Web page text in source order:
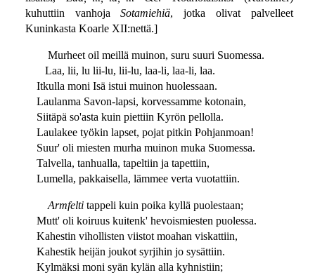
kuhuttiin vanhojaSotamiehiä, jotka olivat palvelleet
Kuninkasta Koarle XII:nettä.]
Murheet oil meillä muinon, suru suuri Suomessa.
Laa, lii, lu lii-lu, lii-lu, laa-li, laa-li, laa.
Itkulla moni Isä istui muinon huolessaan.
Laulanma Savon-lapsi, korvessamme kotonain,
Siitäpä so'asta kuin piettiin Kyrön pellolla.
Laulakee työkin lapset, pojat pitkin Pohjanmoan!
Suur' oli miesten murha muinon muka Suomessa.
Talvella, tanhualla, tapeltiin ja tapettiin,
Lumella, pakkaisella, lämmee verta vuotattiin.
Armfeltitappeli kuin poika kyllä puolestaan;
Mutt' oli koiruus kuitenk' hevoismiesten puolessa.
Kahestin vihollisten viistot moahan viskattiin,
Kahestik heijän joukot syrjihin jo sysättiin.
Kylmäksi moni syän kylän alla kyhnistiin;